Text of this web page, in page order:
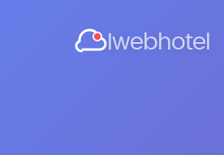
Iwebhotel